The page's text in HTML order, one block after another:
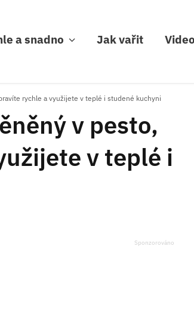
a snadno Jak vařit Video
rychle a využijete v teplé i studené kuchyni
v pesto,
v teplé i